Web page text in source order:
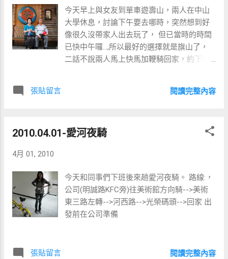
對不起自己 小姐們，當一天和尚、敲一天
鐘，認真點嘿 阿湯攝影真是了得，這張拍的
感覺真不錯 一杯香醇濃郁的咖啡+好吃的蛋
糕..感覺真是幸福丫^^ Ps:這樣的組合才150元
喔 因為來得早選到View還不錯的位置，來到
態園區，光一個小池就有好幾十種青蛙 離開
雄與好友阿吉相約在紅毛港有名的沙鍋魚頭
享用豐盛的晚餐 吃到最後，由於份量太多了
猜拳，輸的吃一樣料理當懲罰 ...
今天早上與女友到單車遊壽山，兩人在中山
大學休息，討論下午要去哪時，突然想到好
像很久沒帶家人出去玩了， 但已當時的時間
已快中午囉...,所以最好的選擇就是旗山了，
二話不說兩人馬上快馬加鞭騎回家，約下午1
張貼留言 閱讀完整內容
2010.04.01-愛河夜騎
4月 01, 2010
今天和同事們下班後來趟愛河夜騎。 路線:，
公司(明誠路KFC旁)往美術館方向騎-->美術
東三路左轉-->河西路-->光榮碼頭-->回家 出
發前在公司準備
張貼留言 閱讀完整內容